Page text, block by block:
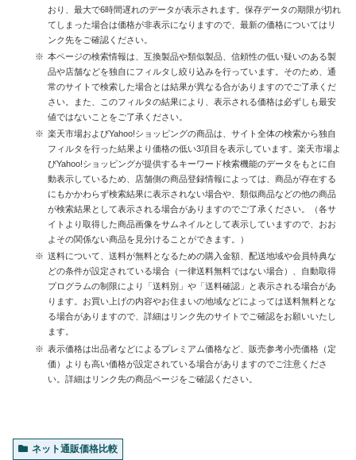
おり、最大で6時間遅れのデータが表示されます。保存データの期限が切れ
てしまった場合は価格が非表示になりますので、最新の価格についてはリ
ンク先をご確認ください。
本ページの検索情報は、互換製品や類似製品、信頼性の低い疑いのある製
品や店舗などを独自にフィルタし絞り込みを行っています。そのため、通
常のサイトで検索した場合とは結果が異なる合がありますのでご了承くだ
さい。また、このフィルタの結果により、表示される価格は必ずしも最安
値ではないことをご了承ください。
楽天市場およびYahoo!ショッピングの商品は、サイト全体の検索から独自
フィルタを行った結果より価格の低い3項目を表示しています。楽天市場よ
びYahoo!ショッピングが提供するキーワード検索機能のデータをもとに自
動表示しているため、店舗側の商品登録情報によっては、商品が存在する
にもかかわらず検索結果に表示されない場合や、類似商品などの他の商品
が検索結果として表示される場合がありますのでご了承ください。（各サ
イトより取得した商品画像をサムネイルとして表示していますので、おお
よその関係ない商品を見分けることができます。）
送料について、送料が無料となるための購入金額、配送地域や会員特典な
どの条件が設定されている場合（一律送料無料ではない場合）、自動取得
プログラムの制限により「送料別」や「送料確認」と表示される場合があ
ります。お買い上げの内容やお住まいの地域などによっては送料無料とな
る場合がありますので、詳細はリンク先のサイトでご確認をお願いいたし
ます。
表示価格は出品者などによるプレミアム価格など、販売参考小売価格（定
価）よりも高い価格が設定されている場合がありますのでご注意くださ
い。詳細はリンク先の商品ページをご確認ください。
ネット通販価格比較